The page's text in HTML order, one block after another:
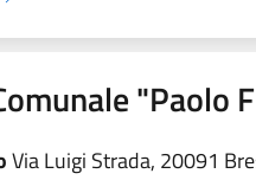
"Paolo
Via Luigi Strada, 20091